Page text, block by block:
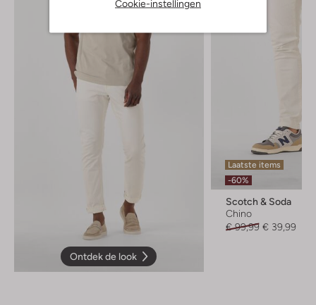
Cookie-instellingen
Ontdek de look
Laatste items
-60%
Scotch & Soda
Chino
€ 99,99 € 39,99